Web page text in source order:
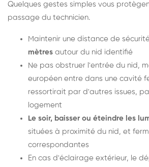
Quelques gestes simples vous
passage du technicien.
Maintenir une distance de
mètres autour du nid identifié
Ne pas obstruer l'entrée du nid,
européen entre dans une cavité
ressortirait par d'autres issues,
logement
Le soir, baisser ou éteindre les
situées à proximité du nid, et
correspondantes
En cas d'éclairage extérieur, le